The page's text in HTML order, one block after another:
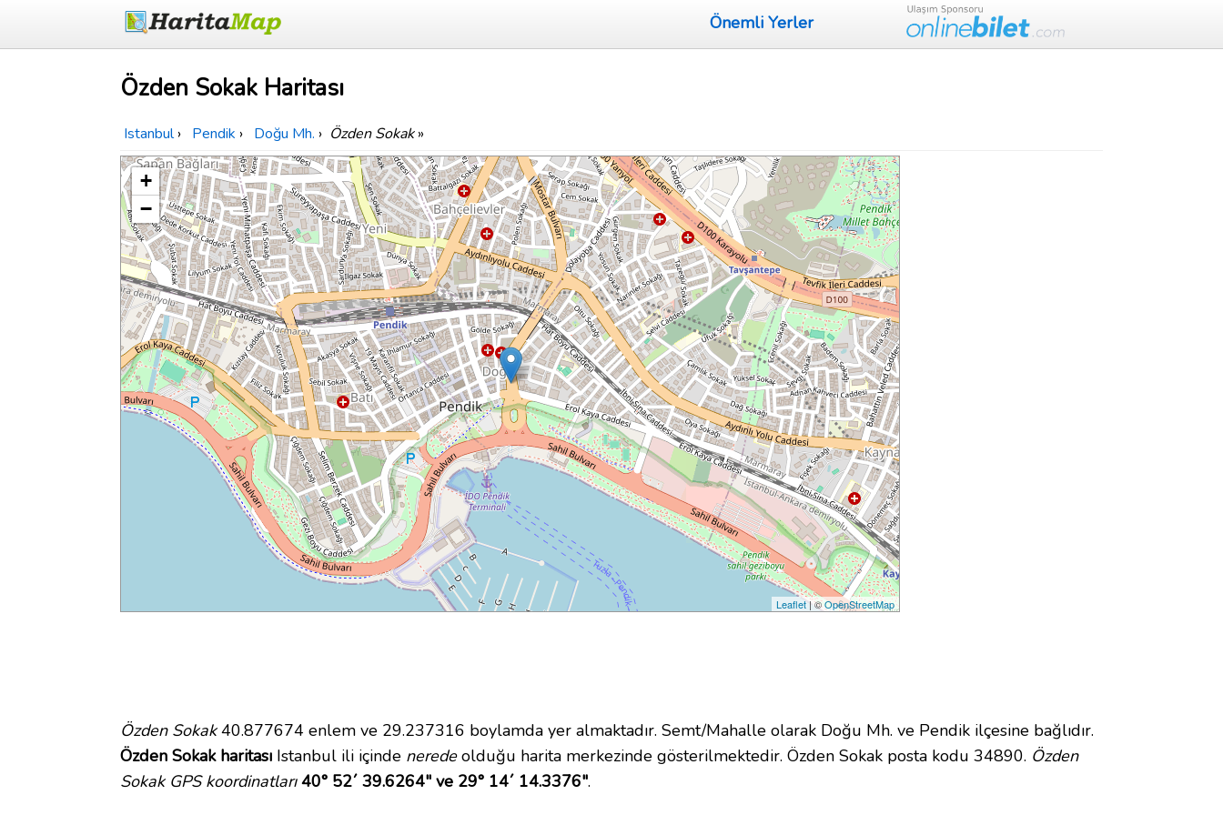
Önemli Yerler
Özden Sokak Haritası
Istanbul › Pendik › Doğu Mh. › Özden Sokak»
+
−
Leaflet| ©OpenStreetMap
Özden Sokak40.877674 enlem ve 29.237316 boylamda yer almaktadır. Semt/Mahalle olarak Doğu Mh. ve Pendik ilçesine bağlıdır.
Özden Sokak haritası Istanbul ili içinde neredeolduğu harita merkezinde gösterilmektedir. Özden Sokak posta kodu 34890. Özden
Sokak GPS koordinatları 40° 52´ 39.6264" ve 29° 14´ 14.3376".